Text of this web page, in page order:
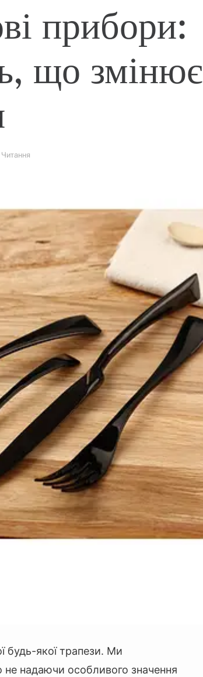
прибори:
що змінює
будь-якої трапези. Ми
надаючи особливого значення